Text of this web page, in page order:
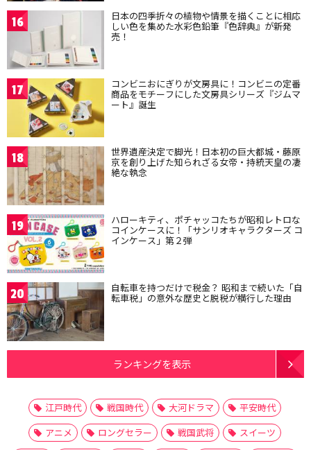
16 日本の四季折々の植物や情景を描くことに相応
しい色を集めた水彩色鉛筆『色辞典』が新発
売！
17 コンビニおにぎりが文房具に！コンビニの定番
商品をモチーフにした文房具シリーズ『ジムマ
ート』誕生
18 世界遺産決定で脚光！日本初の巨大都城・藤原
京を創り上げた知られざる女帝・持統天皇の凄
絶な執念
19 ハローキティ、ポチャッコたちが昭和レトロな
コインケースに！「サンリオキャラクターズ コ
インケース」第２弾
20 自転車を持つだけで税金？ 昭和まで続いた「自
転車税」の意外な歴史と脱税が横行した理由
ランキングを表示
江戸時代 戦国時代 大河ドラマ
平安時代
アニメ
ロングセラー 戦国武将
スイーツ